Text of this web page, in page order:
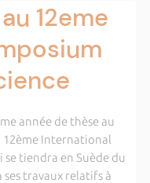
12eme
année de thèse au
International
se tiendra en Suède du
ses travaux relatifs à